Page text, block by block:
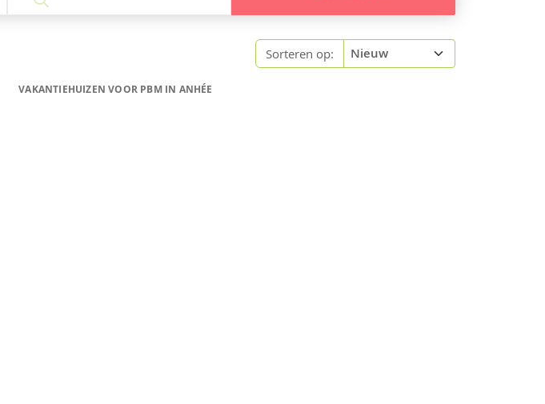
Sorteren op:
VAKANTIEHUIZEN VOOR PBM IN ANHÉE